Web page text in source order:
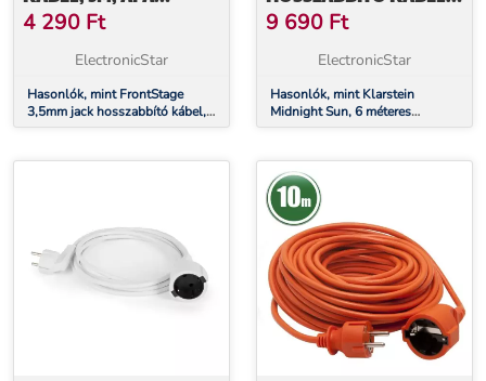
ANYÁHOZ, SZTEREÓ
4 290 Ft
ElectronicStar
Hasonlók, mint FrontStage
3,5mm jack hosszabbító kábel,
3m, apa anyához, sztereó
MENNYEZETI
INFRAVÖRÖS
HŐSUGÁRZÓHOZ
9 690 Ft
ElectronicStar
Hasonlók, mint Klarstein
Midnight Sun, 6 méteres
hosszabbító kábel mennyezeti